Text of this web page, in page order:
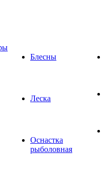
Блесны
Леска
Оснастка
рыболовная